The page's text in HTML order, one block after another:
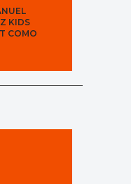
KIDS
COMO